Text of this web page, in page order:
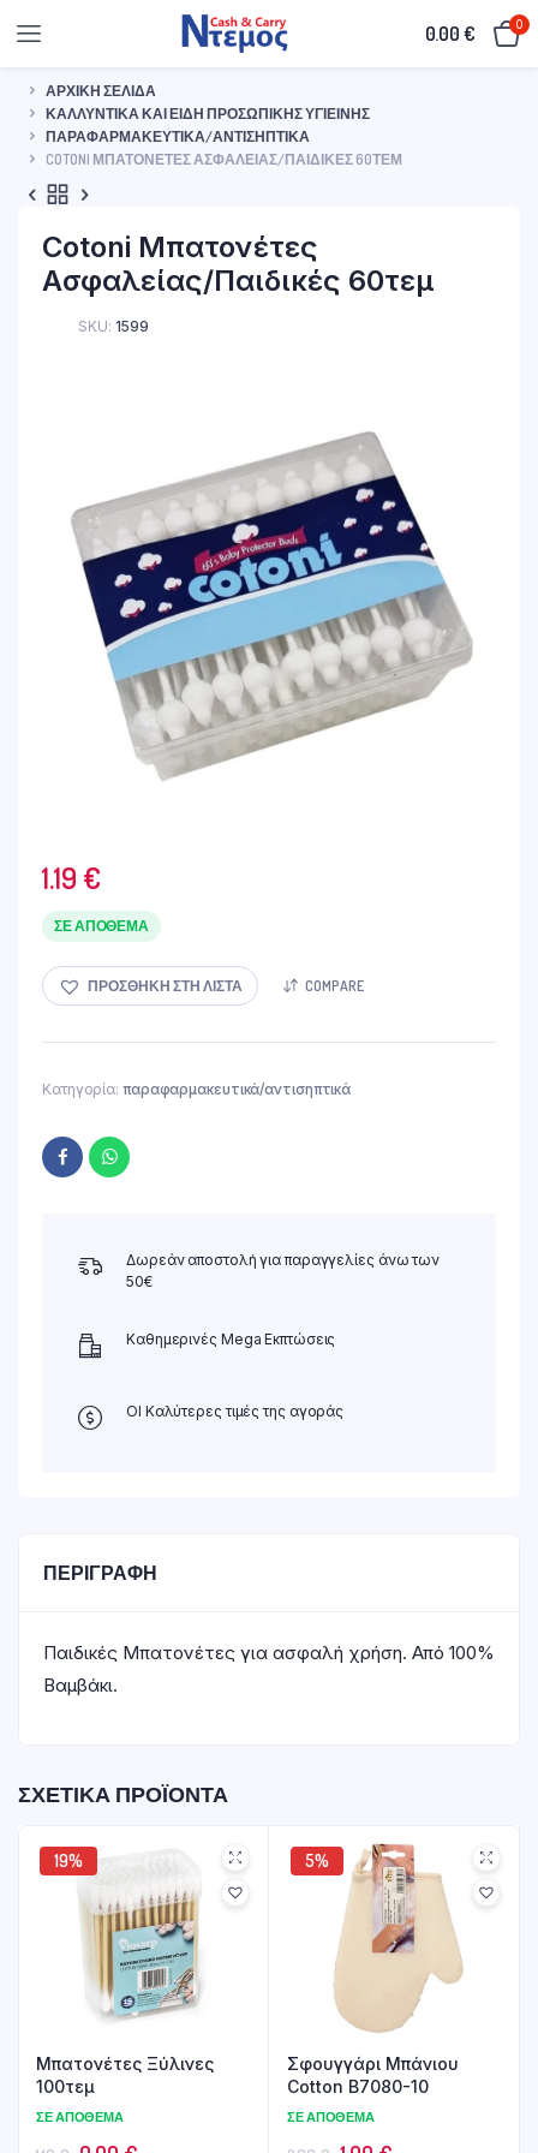
0.00€ 0
ΑΡΧΙΚΉ ΣΕΛΊΔΑ
ΚΑΛΛΥΝΤΙΚΆ ΚΑΙ ΕΊΔΗ ΠΡΟΣΩΠΙΚΉΣ ΥΓΙΕΙΝΉΣ
ΠΑΡΑΦΑΡΜΑΚΕΥΤΙΚΆ/ΑΝΤΙΣΗΠΤΙΚΆ
COTONI ΜΠΑΤΟΝΈΤΕΣ ΑΣΦΑΛΕΊΑΣ/ΠΑΙΔΙΚΈΣ 60ΤΕΜ
Cotoni Μπατονέτες
Ασφαλείας/Παιδικές 60τεμ
SKU: 1599
1.19 €
ΣΕ ΑΠΌΘΕΜΑ
ΠΡΟΣΘΉΚΗ ΣΤΗ ΛΊΣΤΑ COMPARE
Κατηγορία: παραφαρμακευτικά/αντισηπτικά
Δωρεάν αποστολή για παραγγελίες άνω των
50€
Καθημερινές Mega Εκπτώσεις
ΟΙ Καλύτερες τιμές της αγοράς
ΠΕΡΙΓΡΑΦΉ
Παιδικές Μπατονέτες για ασφαλή χρήση. Από 100%
Βαμβάκι.
ΣΧΕΤΙΚΆ ΠΡΟΪΌΝΤΑ
19%
Μπατονέτες Ξύλινες
100τεμ
ΣΕ ΑΠΌΘΕΜΑ
5%
Σφουγγάρι Μπάνιου
Cotton B7080-10
ΣΕ ΑΠΌΘΕΜΑ